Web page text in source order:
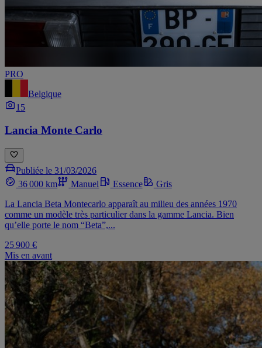
PRO
Belgique
15
Lancia Monte Carlo
Publiée le 31/03/2026
36 000 km
Manuel Essence
Gris
La Lancia Beta Montecarlo apparaît au milieu des années 1970
comme un modèle très particulier dans la gamme Lancia. Bien
qu’elle porte le nom “Beta”,...
25 900 €
Mis en avant